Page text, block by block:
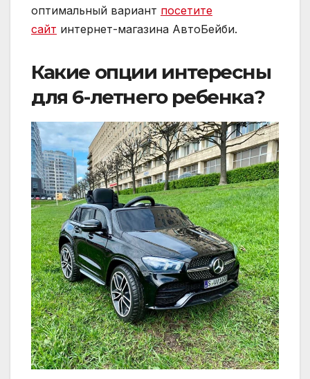
оптимальный вариант посетите
сайт интернет-магазина АвтоБейби.
Какие опции интересны
для 6-летнего ребенка?